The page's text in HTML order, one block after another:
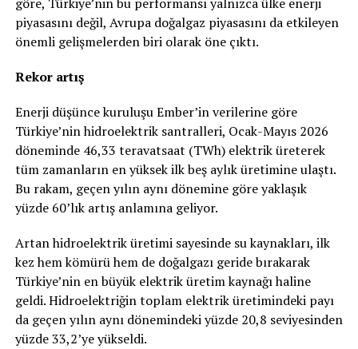
piyasasını değil, Avrupa doğalgaz piyasasını da etkileyen
önemli gelişmelerden biri olarak öne çıktı.
Rekor artış
Enerji düşünce kuruluşu Ember’in verilerine göre
Türkiye’nin hidroelektrik santralleri, Ocak-Mayıs 2026
döneminde 46,33 teravatsaat (TWh) elektrik üreterek
tüm zamanların en yüksek ilk beş aylık üretimine ulaştı.
Bu rakam, geçen yılın aynı dönemine göre yaklaşık
yüzde 60’lık artış anlamına geliyor.
Artan hidroelektrik üretimi sayesinde su kaynakları, ilk
kez hem kömürü hem de doğalgazı geride bırakarak
Türkiye’nin en büyük elektrik üretim kaynağı haline
geldi. Hidroelektriğin toplam elektrik üretimindeki payı
da geçen yılın aynı dönemindeki yüzde 20,8 seviyesinden
yüzde 33,2’ye yükseldi.